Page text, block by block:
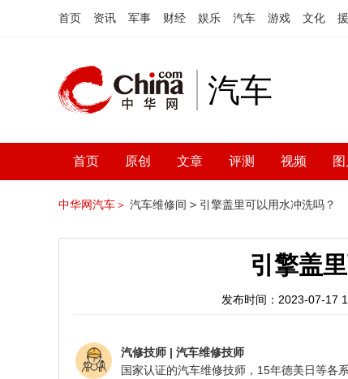
首页 资讯 军事 财经 娱乐 汽车 游戏 文化
汽车
首页 原创 文章 评测 视频
中华网汽车＞ 汽车维修间 > 引擎盖里可以用水冲洗吗？
引擎盖
发布时间：2023-07-17
汽修技师 | 汽车维修技师